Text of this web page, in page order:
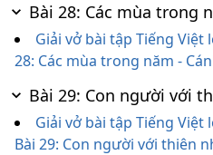
Bài 28: Các mùa trong
Giải vở bài tập Tiếng Việt
28: Các mùa trong năm -
Bài 29: Con người với
Giải vở bài tập Tiếng Việt
Bài 29: Con người với thiên